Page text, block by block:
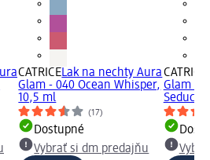
CATRICELak na nechty Aura
Glam - 040 Ocean Whisper,
10,5 ml
(17)
Dostupné
Vybrať si dm predajňu
CATRICE
Glam -